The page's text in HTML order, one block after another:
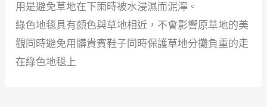
用是避免草地在下雨時被水浸濕而泥濘。
綠色地毯具有顏色與草地相近，不會影響原草地的美
觀同時避免用髒貴賓鞋子同時保護草地分攤負重的走
在綠色地毯上